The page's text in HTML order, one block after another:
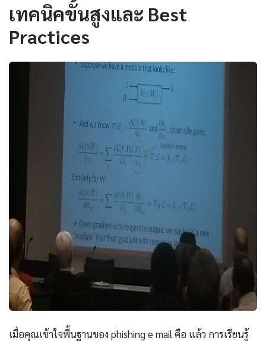
เทคนิคขั้นสูงและ Best
Practices
เมื่อคุณเข้าใจพื้นฐานของ phishing e mail คือ แล้ว การเรียนรู้